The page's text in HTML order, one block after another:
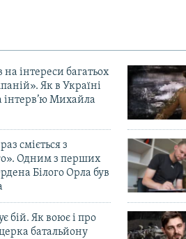
на інтереси багатьох
Як в Україні
інтерв’ю Михайла
сміється з
Одним з перших
Білого Орла був
бій. Як воює і про
батальйону